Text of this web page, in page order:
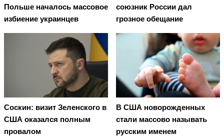
Польше началось массовое
избиение украинцев
союзник России дал
грозное обещание
Соскин: визит Зеленского в
США оказался полным
провалом
В США новорожденных
стали массово называть
русским именем